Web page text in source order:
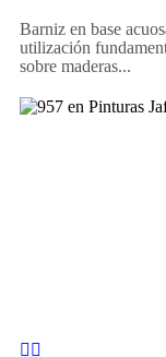
Barniz en base
utilización
sobre maderas...